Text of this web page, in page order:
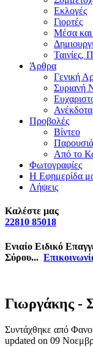
Εκλογές
Γιορτές
Μέσα και
Ταινίες,
Άρθρα
Γενική
Συριανή
Ανέκδοτα
Προβολές
Βίντεο
Από το
Φωτογραφίες
Η Εφημερίδα
Λήψεις
Καλέστε μας
22810 85018
Ενιαίο Ειδικό
Σύρου...
Γιωργάκης -
Συντάχθηκε από
updated on 09